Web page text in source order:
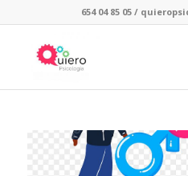
654 04 85 05 /